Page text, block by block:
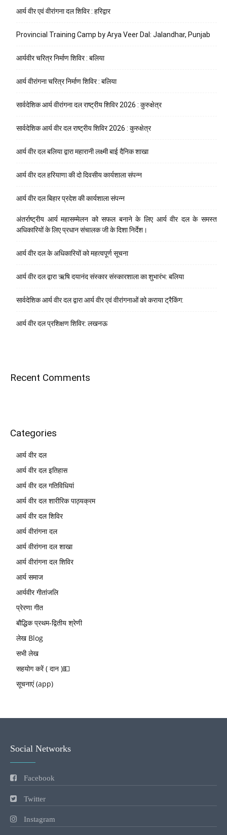
आर्य वीर एवं वीरांगना दल शिविर : हरिद्वार
Provincial Training Camp by Arya Veer Dal: Jalandhar, Punjab
आर्यवीर चरित्र निर्माण शिविर : बलिया
आर्य वीरांगना चरित्र निर्माण शिविर : बलिया
सार्वदेशिक आर्य वीरांगना दल राष्ट्रीय शिविर 2026 : कुरुक्षेत्र
सार्वदेशिक आर्य वीर दल राष्ट्रीय शिविर 2026 : कुरुक्षेत्र
आर्य वीर दल बलिया द्वारा महारानी लक्ष्मी बाई दैनिक शाखा
आर्य वीर दल हरियाणा की दो दिवसीय कार्यशाला संपन्न
आर्य वीर दल बिहार प्रदेश की कार्यशाला संपन्न
अंतर्राष्ट्रीय आर्य महासम्मेलन को सफल बनाने के लिए आर्य वीर दल के समस्त
अधिकारियों के लिए प्रधान संचालक जी के दिशा निर्देश।
आर्य वीर दल के अधिकारियों को महत्वपूर्ण सूचना
आर्य वीर दल द्वारा ऋषि दयानंद संस्कार संस्कारशाला का शुभारंभ: बलिया
सार्वदेशिक आर्य वीर दल द्वारा आर्य वीर एवं वीरांगनाओं को कराया ट्रैकिंग:
आर्य वीर दल प्रशिक्षण शिविर: लखनऊ
Recent Comments
Categories
आर्य वीर दल
आर्य वीर दल इतिहास
आर्य वीर दल गतिविधियां
आर्य वीर दल शारीरिक पाठ्यक्रम
आर्य वीर दल शिविर
आर्य वीरांगना दल
आर्य वीरांगना दल शाखा
आर्य वीरांगना दल शिविर
आर्य समाज
आर्यवीर गीतांजलि
प्रेरणा गीत
बौद्धिक प्रथम-द्वितीय श्रेणी
लेख Blog
सभी लेख
सहयोग करें ( दान )💵
सूचनाएं (app)
Social Networks
Facebook
Twitter
Instagram